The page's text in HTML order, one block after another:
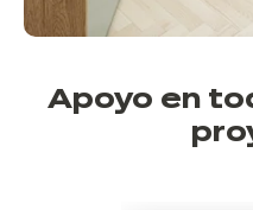
Apoyo en